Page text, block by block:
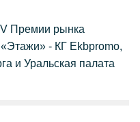
Премии рынка
- КГ Ekbpromo,
и Уральская палата